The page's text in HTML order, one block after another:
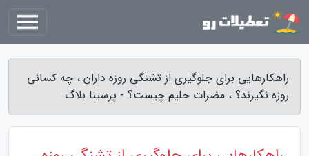
راهکارهایی برای جلوگیری از تشنگی روزه داران ، چه کسانی
روزه نگیرند؟ ، مضرات حلیم چیست؟ - پرسینا بلاگ